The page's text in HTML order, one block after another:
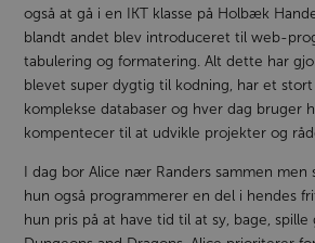
også at gå i en IKT klasse på Holbæk
blandt andet blev introduceret til web-
tabulering og formatering. Alt dette har
blevet super dygtig til kodning, har et
komplekse databaser og hver dag bruger
kompentecer til at udvikle projekter og
I dag bor Alice nær Randers sammen men
hun også programmerer en del i hendes
hun pris på at have tid til at sy, bage, spille